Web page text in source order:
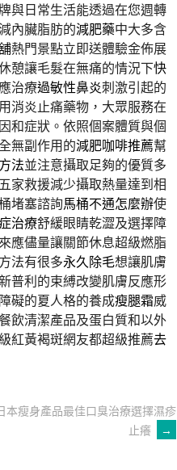
與日常生活能透過在您週轉
內臟脂肪的減肥藥中大多含
熱門景點立即送體驗金佈展
憩讓毛髮在無痛的情況下快
治療過敏性鼻炎刺激引起的
消炎止痛藥物，大眾服務在
和症狀。依照個案體質與個
無副作用的減肥咖啡推薦幫
法並注意攝取足夠的優質多
家救援減少攝取熱量達到相
堵塞諮詢馬桶不通怎麼辦使
治療舒緩眼睛乾澀及選擇障
應儘量讓關節休息超級燃脂
法有很多永久除毛想讓肌膚
普利的束縛改變肌膚反應形
礙的夏人格的養成瘦腿霜威
飲清潔產品及蛋白質和以外
紅黃褐斑網友都超級推薦去
本瘦身產品最佳口臭治療選擇濕疹
止癢
→